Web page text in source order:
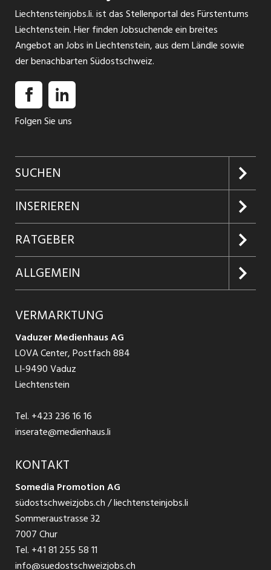
Liechtensteinjobs.li. ist das Stellenportal des Fürstentums
Liechtenstein. Hier finden Jobsuchende ein breites
Angebot an Jobs in Liechtenstein, aus dem Ländle sowie
der benachbarten Südostschweiz.
Folgen Sie uns
SUCHEN
Jobs suchen
Jobabo
Firmen entdecken
Jobs in Graubünden
Jobs in St. Gallen
Jobs in Glarus
Jobs in der Südostschweiz
Temporär Jobs
Teilzeit Jobs
Praktikum
INSERIEREN
Kundenlogin
Inserieren
Produkte
Schnittstelle
RATGEBER
Glossar
Ratgeber Bewerbung / Rekrutierung
ALLGEMEIN
AGB
Datenschutzbestimmungen
Nutzungsbedingungen
Impressum
VERMARKTUNG
Vaduzer Medienhaus AG
LOVA Center, Postfach 884
LI-9490 Vaduz
Liechtenstein
Tel. +423 236 16 16
inserate@medienhaus.li
KONTAKT
Somedia Promotion AG
südostschweizjobs.ch / liechtensteinjobs.li
Sommeraustrasse 32
7007 Chur
Tel. +41 81 255 58 11
info@suedostschweizjobs.ch